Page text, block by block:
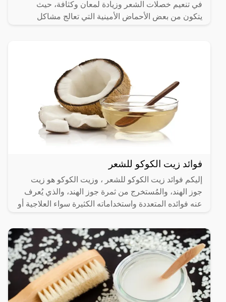
في تنعيم خصلات الشعر وزيادة لمعان وكثافة، حيث
يتكون من بعض الأحماض الأمينية التي تعالج مشاكل
فوائد زيت الكوكو للشعر
إليكم فوائد زيت الكوكو للشعر ، وزيت الكوكو هو زيت
جوز الهند، والمُستخرج من ثمرة جوز الهند، والذي يُعرف
عنه فوائده المتعددة واستخداماته الكثيرة سواء العلاجية أو